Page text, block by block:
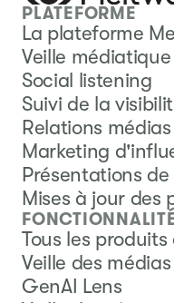
PLATEFORME
La plateforme
Veille médiatique
Social listening
Suivi de la
Relations médias
Marketing
Présentations
Mises à jour des
Tous les
Veille des médias
GenAI Lens